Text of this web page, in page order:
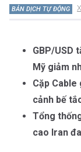
BẢN DỊCH TỰ ĐỘNG
GBP/USD
Mỹ giảm
Cặp
cảnh bế
Tổng
cao Iran